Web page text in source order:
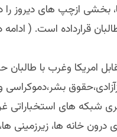
بخشی ازچپ های دیروز
قرارداده است. ( ادامه
امریکا وغرب با
شبکه های استخباراتی
خانه ها، زیرزمینی